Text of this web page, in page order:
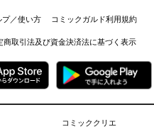
プ／使い方 コミックガルド利用規約
商取引法及び資金決済法に基づく表示
コミッククリエ